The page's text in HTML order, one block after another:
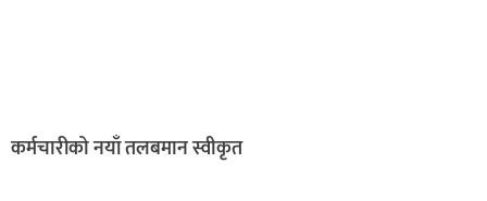
कर्मचारीको नयाँ तलबमान स्वीकृत